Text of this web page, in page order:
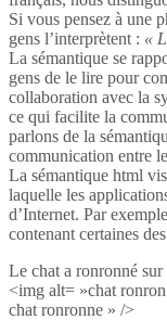
Si vous pensez à une
gens l’interprètent : «
La sémantique se
gens de le lire pour
collaboration avec la
ce qui facilite la
parlons de la
communication entre
La sémantique html
laquelle les
d’Internet. Par
contenant certaines
Le chat a ronronné
<img alt= »chat
chat ronronne » />